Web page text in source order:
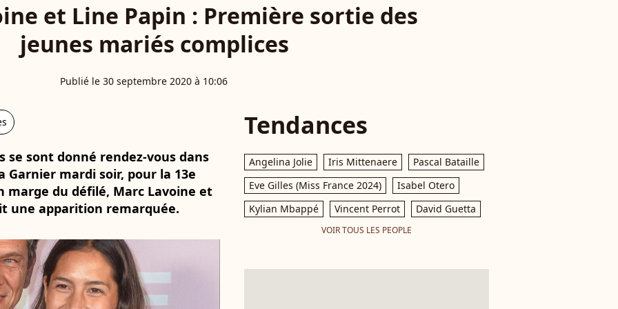
et Line Papin : Première sortie des
jeunes mariés complices
Publié le 30 septembre 2020 à 10:06
se sont donné rendez-vous dans
mardi soir, pour la 13e
marge du défilé, Marc Lavoine et
une apparition remarquée.
Tendances
Angelina Jolie Iris Mittenaere
Pascal Bataille
Eve Gilles (Miss France 2024)
Isabel Otero
Kylian Mbappé
Vincent Perrot David Guetta
VOIR TOUS LES PEOPLE